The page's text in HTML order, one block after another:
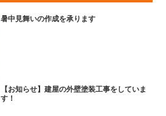
暑中見舞いの作成を承ります
【お知らせ】建屋の外壁塗装工事をしていま
す！